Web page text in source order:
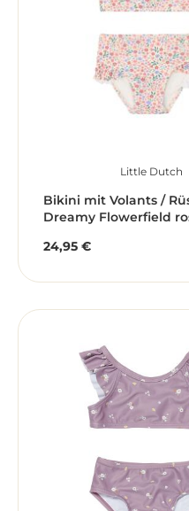
Little Dutch
Bikini mit Volants /
Dreamy Flowerfield
Regulärer Preis:
24,95 €